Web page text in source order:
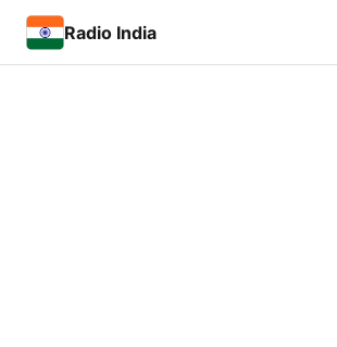
Radio India